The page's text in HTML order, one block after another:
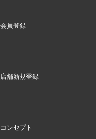
会員登録
店舗新規登録
コンセプト